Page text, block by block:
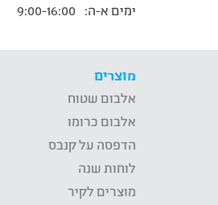
ימים א-ה:
מוצרים
אלבום שטוח
אלבום כרומו
הדפסה על קנבס
לוחות שנה
מוצרים לקיר